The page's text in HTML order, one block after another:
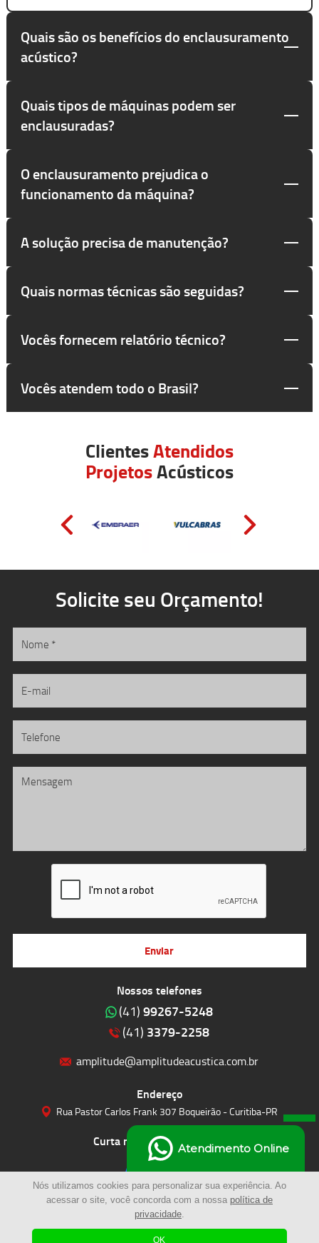
Quais são os benefícios do enclausuramento
acústico?
Quais tipos de máquinas podem ser
enclausuradas?
O enclausuramento prejudica o
funcionamento da máquina?
A solução precisa de manutenção?
Quais normas técnicas são seguidas?
Vocês fornecem relatório técnico?
Vocês atendem todo o Brasil?
ClientesAtendidos
ProjetosAcústicos
Nossos telefones
(41) 99267-5248
(41) 3379-2258
amplitude@amplitudeacustica.com.br
Endereço
Rua Pastor Carlos Frank 307 Boqueirão - Curitiba-PR
Curta nossas redes sociais
Solicite seu Orçamento!
Enviar
Atendimento Online
Nós utilizamos cookies para personalizar sua experiência. Ao
acessar o site, você concorda com a nossa política de
privacidade.
OK